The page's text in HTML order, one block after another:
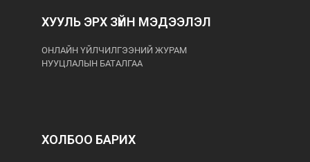
ХУУЛЬ ЭРХ ЗҮЙН МЭДЭЭЛЭЛ
ОНЛАЙН ҮЙЛЧИЛГЭЭНИЙ ЖУРАМ
НУУЦЛАЛЫН БАТАЛГАА
ХОЛБОО БАРИХ